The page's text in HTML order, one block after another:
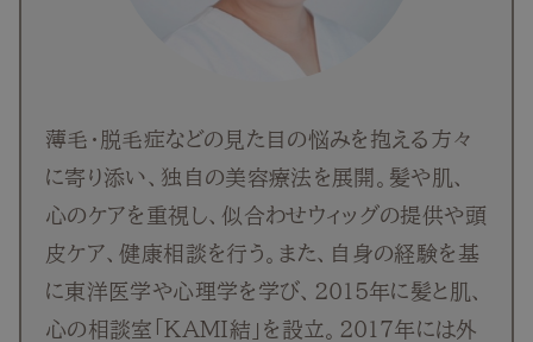
薄毛・脱毛症などの見た目の悩みを抱える方々
に寄り添い、独自の美容療法を展開。髪や肌、
心のケアを重視し、似合わせウィッグの提供や頭
皮ケア、健康相談を行う。また、自身の経験を基
に東洋医学や心理学を学び、2015年に髪と肌、
心の相談室「KAMI結」を設立。2017年には外